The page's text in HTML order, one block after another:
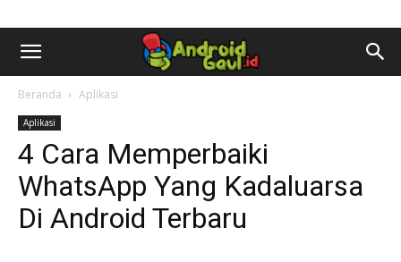
AndroidGaul.id
Beranda Aplikasi
Aplikasi
4 Cara Memperbaiki
WhatsApp Yang Kadaluarsa
Di Android Terbaru